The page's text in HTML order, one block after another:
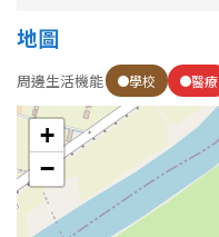
金門連江
1樓
3樓
5~10樓
地圖
周邊生活機能 學校 醫療
+
−